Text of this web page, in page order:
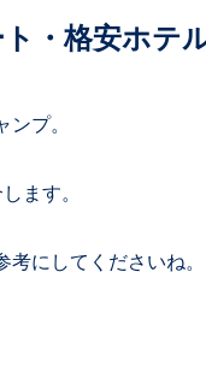
・格安ホテ
プ。
ます。
にしてくださいね。